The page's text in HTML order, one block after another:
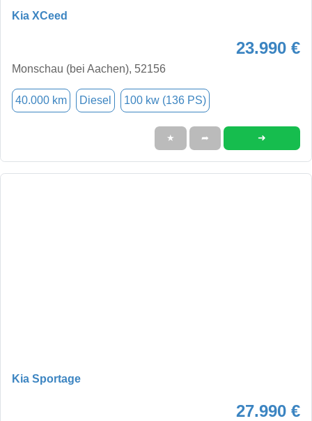
Kia XCeed
23.990 €
Monschau (bei Aachen), 52156
40.000 km Diesel 100 kw (136 PS)
★ ➦ ➜
Kia Sportage
27.990 €